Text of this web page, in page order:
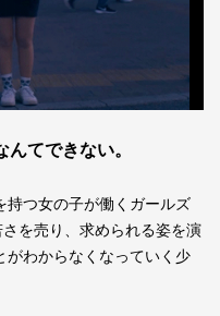
てできない。
持つ女の子が働くガールズ
さを売り、求められる姿を演
がわからなくなっていく少